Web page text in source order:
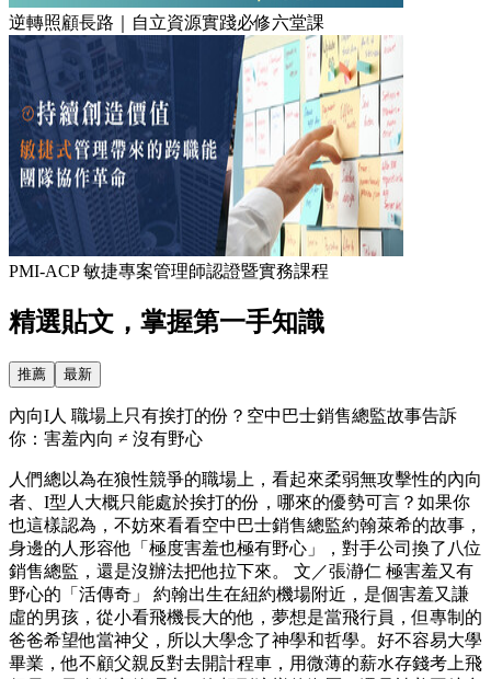
逆轉照顧長路｜自立資源實踐必修六堂課
PMI-ACP 敏捷專案管理師認證暨實務課程
精選貼文，掌握第一手知識
推薦 最新
內向I人 職場上只有挨打的份？空中巴士銷售總監故事告訴
你：害羞內向 ≠ 沒有野心
人們總以為在狼性競爭的職場上，看起來柔弱無攻擊性的內向
者、I型人大概只能處於挨打的份，哪來的優勢可言？如果你
也這樣認為，不妨來看看空中巴士銷售總監約翰萊希的故事，
身邊的人形容他「極度害羞也極有野心」，對手公司換了八位
銷售總監，還是沒辦法把他拉下來。 文／張瀞仁 極害羞又有
野心的「活傳奇」 約翰出生在紐約機場附近，是個害羞又謙
虛的男孩，從小看飛機長大的他，夢想是當飛行員，但專制的
爸爸希望他當神父，所以大學念了神學和哲學。好不容易大學
畢業，他不顧父親反對去開計程車，用微薄的薪水存錢考上飛